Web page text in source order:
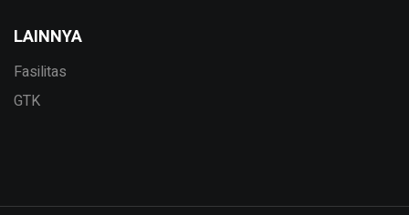
LAINNYA
Fasilitas
GTK